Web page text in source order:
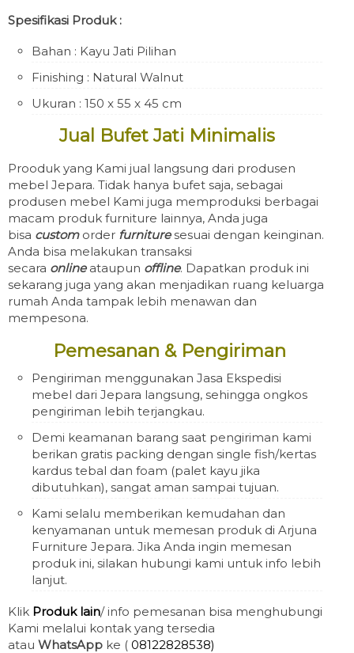
Spesifikasi Produk :
Bahan : Kayu Jati Pilihan
Finishing : Natural Walnut
Ukuran : 150 x 55 x 45 cm
Jual Bufet Jati Minimalis
Prooduk yang Kami jual langsung dari produsen
mebel Jepara. Tidak hanya bufet saja, sebagai
produsen mebel Kami juga memproduksi berbagai
macam produk furniture lainnya, Anda juga
bisa customorder furnituresesuai dengan keinginan.
Anda bisa melakukan transaksi
secara onlineataupun offline. Dapatkan produk ini
sekarang juga yang akan menjadikan ruang keluarga
rumah Anda tampak lebih menawan dan
mempesona.
Pemesanan & Pengiriman
Pengiriman menggunakan Jasa Ekspedisi
mebel dari Jepara langsung, sehingga ongkos
pengiriman lebih terjangkau.
Demi keamanan barang saat pengiriman kami
berikan gratis packing dengan single fish/kertas
kardus tebal dan foam (palet kayu jika
dibutuhkan), sangat aman sampai tujuan.
Kami selalu memberikan kemudahan dan
kenyamanan untuk memesan produk di Arjuna
Furniture Jepara. Jika Anda ingin memesan
produk ini, silakan hubungi kami untuk info lebih
lanjut.
Klik Produk lain/ info pemesanan bisa menghubungi
Kami melalui kontak yang tersedia
atau WhatsApp ke ( 08122828538)